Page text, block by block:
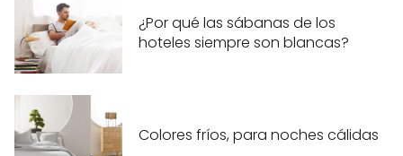
¿Por qué las sábanas de los
hoteles siempre son blancas?
Colores fríos, para noches cálidas